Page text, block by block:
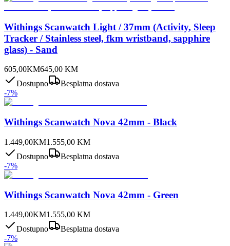
Withings Scanwatch Light / 37mm (Activity, Sleep
Tracker / Stainless steel, fkm wristband, sapphire
glass) - Sand
605,00KM645,00 KM
Dostupno
Besplatna dostava
-7%
Withings Scanwatch Nova 42mm - Black
1.449,00KM1.555,00 KM
Dostupno
Besplatna dostava
-7%
Withings Scanwatch Nova 42mm - Green
1.449,00KM1.555,00 KM
Dostupno
Besplatna dostava
-7%